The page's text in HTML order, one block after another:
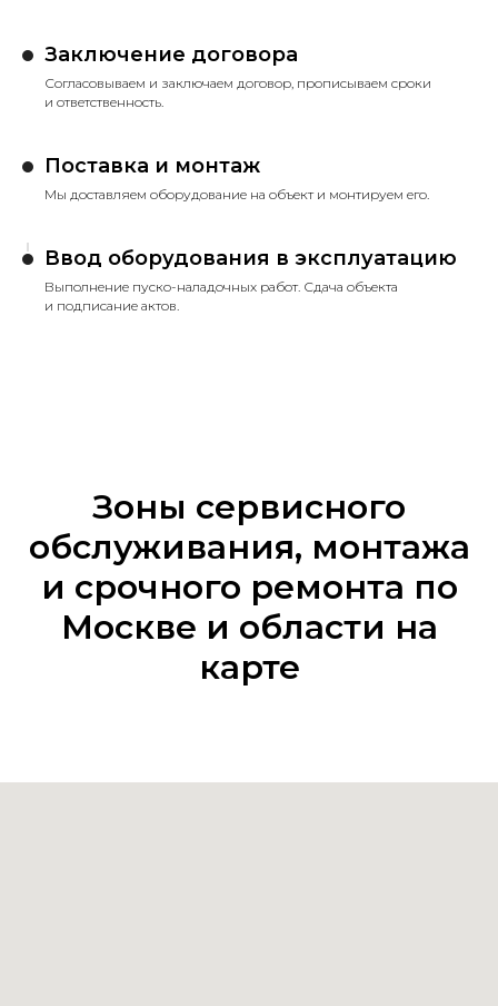
Заключение договора
Согласовываем и заключаем договор, прописываем сроки
и ответственность.
Поставка и монтаж
Мы доставляем оборудование на объект и монтируем его.
Ввод оборудования в эксплуатацию
Выполнение пуско-наладочных работ. Сдача объекта
и подписание актов.
Зоны сервисного
обслуживания, монтажа
и срочного ремонта по
Москве и области на
карте